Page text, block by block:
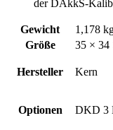
der DAkkS-
Gewicht
1,178
Größe
35 × 34
Hersteller Kern
Optionen DKD 3